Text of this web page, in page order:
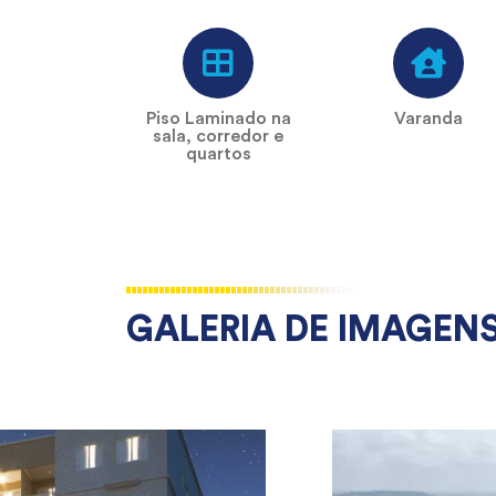
Piso Laminado na
sala, corredor e
quartos
Varanda
GALERIA DE